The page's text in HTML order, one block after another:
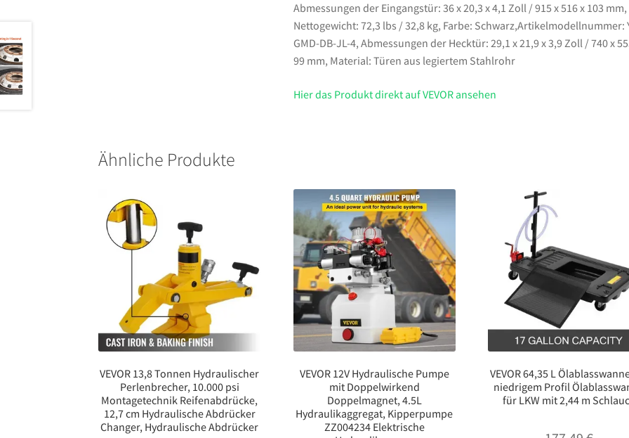
Hinten)
mit
DOT-
Außenspiegeln,
Abmessungen der Eingangstür: 36 x 20,3 x 4,1 Zoll / 915 x 516 x 103 mm,
Nettogewicht: 72,3 lbs / 32,8 kg, Farbe: Schwarz,Artikelmodellnummer:
GMD-DB-JL-4, Abmessungen der Hecktür: 29,1 x 21,9 x 3,9 Zoll / 740 x
99 mm, Material: Türen aus legiertem Stahlrohr
Hier das Produkt direkt auf VEVOR ansehen
Ähnliche Produkte
VEVOR 13,8 Tonnen Hydraulischer
Perlenbrecher, 10.000 psi
Montagetechnik Reifenabdrücke,
12,7 cm Hydraulische Abdrücker
Changer, Hydraulische Abdrücker
VEVOR 12V Hydraulische Pumpe
mit Doppelwirkend
Doppelmagnet, 4.5L
Hydraulikaggregat, Kipperpumpe
ZZ004234 Elektrische
VEVOR 64,35 L
niedrigem Profil
für LKW mit 2,44 m